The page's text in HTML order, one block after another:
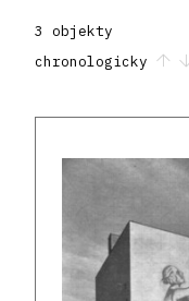
3 objekty
chronologicky